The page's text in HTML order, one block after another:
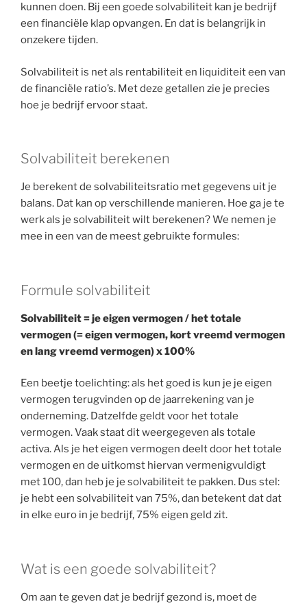
kunnen doen. Bij een goede solvabiliteit kan je bedrijf
een financiële klap opvangen. En dat is belangrijk in
onzekere tijden.
Solvabiliteit is net als rentabiliteit en liquiditeit een van
de financiële ratio’s. Met deze getallen zie je precies
hoe je bedrijf ervoor staat.
Solvabiliteit berekenen
Je berekent de solvabiliteitsratio met gegevens uit je
balans. Dat kan op verschillende manieren. Hoe ga je te
werk als je solvabiliteit wilt berekenen? We nemen je
mee in een van de meest gebruikte formules:
Formule solvabiliteit
Solvabiliteit = je eigen vermogen / het totale
vermogen (= eigen vermogen, kort vreemd vermogen
en lang vreemd vermogen) x 100%
Een beetje toelichting: als het goed is kun je je eigen
vermogen terugvinden op de jaarrekening van je
onderneming. Datzelfde geldt voor het totale
vermogen. Vaak staat dit weergegeven als totale
activa. Als je het eigen vermogen deelt door het totale
vermogen en de uitkomst hiervan vermenigvuldigt
met 100, dan heb je je solvabiliteit te pakken. Dus stel:
je hebt een solvabiliteit van 75%, dan betekent dat dat
in elke euro in je bedrijf, 75% eigen geld zit.
Wat is een goede solvabiliteit?
Om aan te geven dat je bedrijf gezond is, moet de